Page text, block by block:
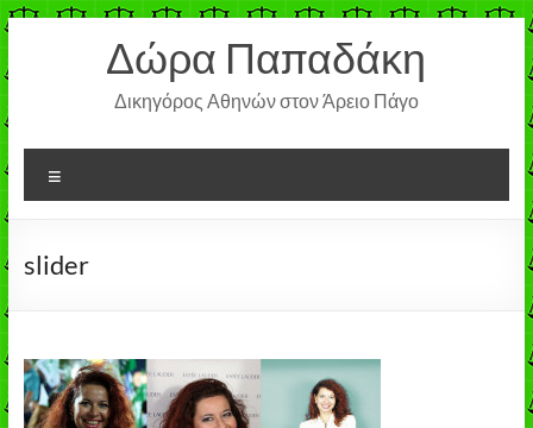
Μετάβαση
περιεχόμενοΔώρα Παπαδάκη
Δικηγόρος Αθηνών στον Άρειο Πάγο
slider